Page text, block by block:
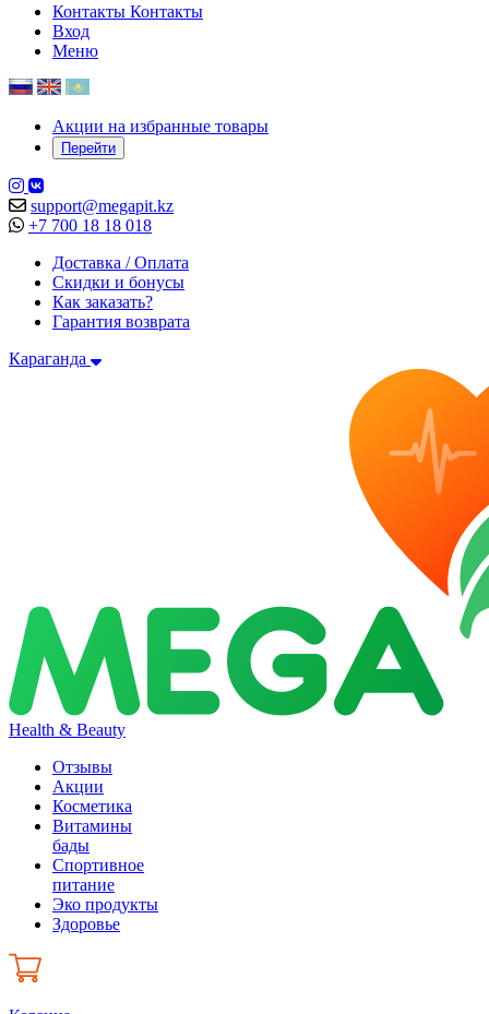
Контакты Контакты
Вход
Меню
Акции на избранные товары
Перейти
support@megapit.kz
+7 700 18 18 018
Доставка / Оплата
Скидки и бонусы
Как заказать?
Гарантия возврата
Караганда
Health & Beauty
Отзывы
Акции
Косметика
Витамины
бады
Спортивное
питание
Эко продукты
Здоровье